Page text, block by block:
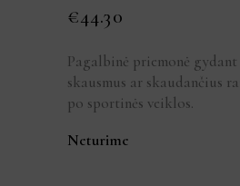
€44.30
Pagalbinė priemonė
skausmus ar skaudančius
po sportinės veiklos.
Neturime